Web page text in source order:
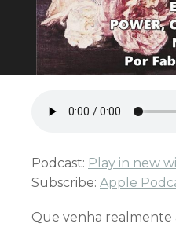
Podcast: Play in new
Subscribe: Apple
Que venha realmente